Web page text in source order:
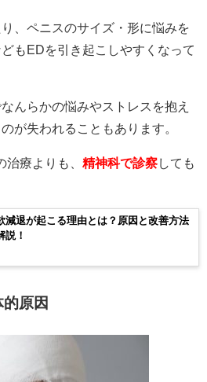
、ペニスのサイズ・形に悩みを
もEDを引き起こしやすくなって
んらかの悩みやストレスを抱え
が失われることもあります。
治療よりも、 精神科で診察しても
減退が起こる理由とは？原因と改善方法
説！
原因